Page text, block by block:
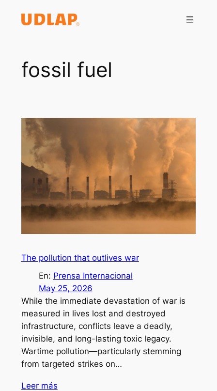
fossil fuel
The pollution that outlives war
En: Prensa Internacional
May 25, 2026
While the immediate devastation of war is
measured in lives lost and destroyed
infrastructure, conflicts leave a deadly,
invisible, and long-lasting toxic legacy.
Wartime pollution—particularly stemming
from targeted strikes on…
Leer más